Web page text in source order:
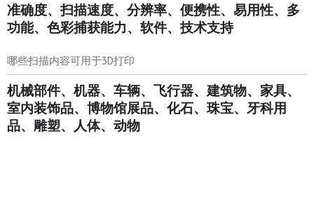
准确度、扫描速度、分辨率、便携性、易用性、多
功能、色彩捕获能力、软件、技术支持
哪些扫描内容可用于3D打印
机械部件、机器、车辆、飞行器、建筑物、家具、
室内装饰品、博物馆展品、化石、珠宝、牙科用
品、雕塑、人体、动物